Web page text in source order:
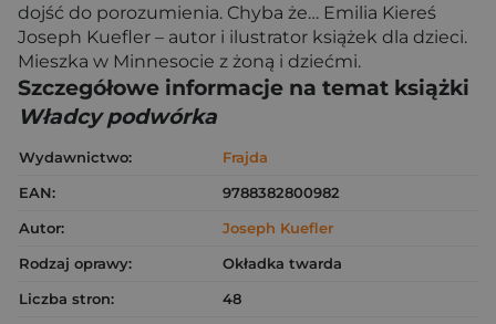
dojść do porozumienia. Chyba że… Emilia Kiereś
Joseph Kuefler – autor i ilustrator książek dla dzieci.
Mieszka w Minnesocie z żoną i dziećmi.
Szczegółowe informacje na temat książki
Władcy podwórka
Wydawnictwo:
Frajda
EAN:
9788382800982
Autor:
Joseph Kuefler
Rodzaj oprawy:
Okładka twarda
Liczba stron:
48